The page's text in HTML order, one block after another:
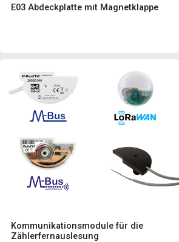
E03 Abdeckplatte mit Magnetklappe
Kommunikationsmodule für die
Zählerfernauslesung